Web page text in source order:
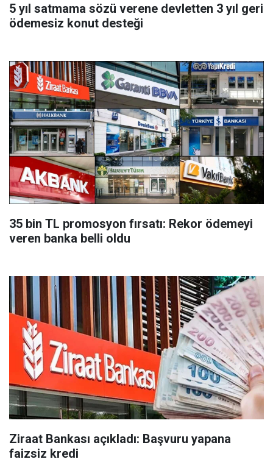
5 yıl satmama sözü verene devletten 3 yıl geri
ödemesiz konut desteği
35 bin TL promosyon fırsatı: Rekor ödemeyi
veren banka belli oldu
Ziraat Bankası açıkladı: Başvuru yapana
faizsiz kredi